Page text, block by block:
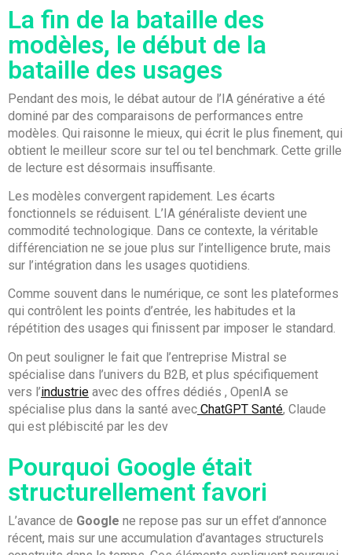
La fin de la bataille des
modèles, le début de la
bataille des usages
Pendant des mois, le débat autour de l’IA générative a été
dominé par des comparaisons de performances entre
modèles. Qui raisonne le mieux, qui écrit le plus finement, qui
obtient le meilleur score sur tel ou tel benchmark. Cette grille
de lecture est désormais insuffisante.
Les modèles convergent rapidement. Les écarts
fonctionnels se réduisent. L’IA généraliste devient une
commodité technologique. Dans ce contexte, la véritable
différenciation ne se joue plus sur l’intelligence brute, mais
sur l’intégration dans les usages quotidiens.
Comme souvent dans le numérique, ce sont les plateformes
qui contrôlent les points d’entrée, les habitudes et la
répétition des usages qui finissent par imposer le standard.
On peut souligner le fait que l’entreprise Mistral se
spécialise dans l’univers du B2B, et plus spécifiquement
vers l’industrie avec des offres dédiés , OpenIA se
spécialise plus dans la santé avec ChatGPT Santé, Claude
qui est plébiscité par les dev
Pourquoi Google était
structurellement favori
L’avance de Google ne repose pas sur un effet d’annonce
récent, mais sur une accumulation d’avantages structurels